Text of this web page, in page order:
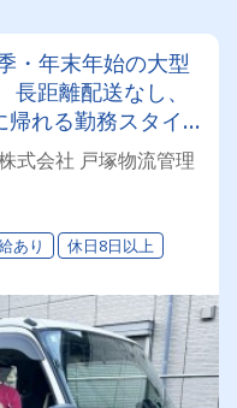
・年末年始の大型
距離配送なし、
れる勤務スタイ
備など、福利厚生
式会社 戸塚物流管理
あり 休日8日以上